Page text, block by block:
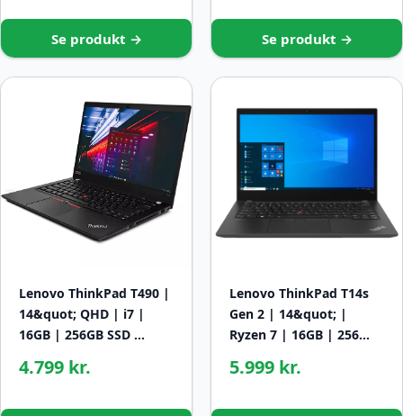
Se produkt → Se produkt →
Lenovo ThinkPad T490 |
14&quot; QHD | i7 |
16GB | 256GB SSD …
4.799 kr.
Lenovo ThinkPad T14s
Gen 2 | 14&quot; |
Ryzen 7 | 16GB | 256…
5.999 kr.